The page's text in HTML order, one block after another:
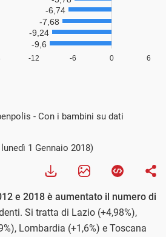
- Con i bambini su dati
1 Gennaio 2018)
e 2018 è aumentato il numero di
Si tratta di Lazio (+4,98%),
Lombardia (+1,6%) e Toscana